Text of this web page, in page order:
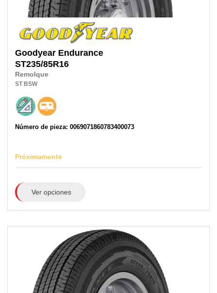
Goodyear Endurance
ST235/85R16
Remolque
ST BSW
Número de pieza: 0069071860783400073
Próximamente
Ver opciones